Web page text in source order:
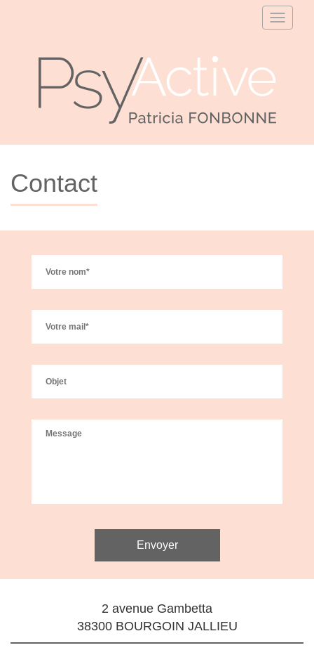
Afficher
Contact
2 avenue Gambetta
38300 BOURGOIN JALLIEU